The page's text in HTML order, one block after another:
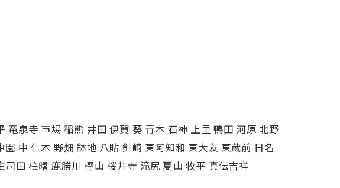
泉寺 市場 稲熊 井田 伊賀 葵 青木 石神 上里 鴨田 河原 北野
中 仁木 野畑 鉢地 八貼 針崎 東阿知和 東大友 東蔵前 日名
田 柱曙 鹿勝川 樫山 桜井寺 滝尻 夏山 牧平 真伝吉祥